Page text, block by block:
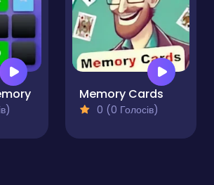
Memory Cards
0 (0 Голосів)